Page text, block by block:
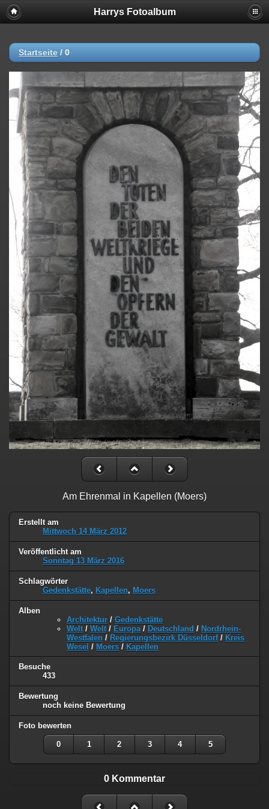
Harrys Fotoalbum
Startseite / 0
Am Ehrenmal in Kapellen (Moers)
Erstellt am
Mittwoch 14 März 2012
Veröffentlicht am
Sonntag 13 März 2016
Schlagwörter
Gedenkstätte, Kapellen, Moers
Alben
Architektur / Gedenkstätte
Welt / Welt / Europa / Deutschland / Nordrhein-
Westfalen / Regierungsbezirk Düsseldorf/ Kreis
Wesel / Moers / Kapellen
Besuche
433
Bewertung
noch keine Bewertung
Foto bewerten
0 1 2 3 4 5
0 Kommentar